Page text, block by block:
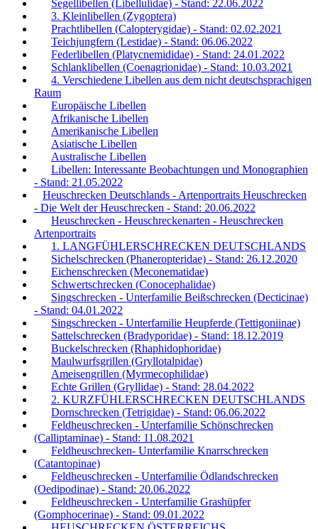
Segellibellen (Libellulidae) - Stand: 22.06.2022
3. Kleinlibellen (Zygoptera)
Prachtlibellen (Calopterygidae) - Stand: 02.02.2021
Teichjungfern (Lestidae) - Stand: 06.06.2022
Federlibellen (Platycnemididae) - Stand: 24.01.2022
Schlanklibellen (Coenagrionidae) - Stand: 10.03.2021
4. Verschiedene Libellen aus dem nicht deutschsprachigen
Raum
Europäische Libellen
Afrikanische Libellen
Amerikanische Libellen
Asiatische Libellen
Australische Libellen
Libellen: Interessante Beobachtungen und Monographien
- Stand: 21.05.2022
Heuschrecken Deutschlands - Artenportraits Heuschrecken
- Die Welt der Heuschrecken - Stand: 20.06.2022
Heuschrecken - Heuschreckenarten - Heuschrecken
Artenportraits
1. LANGFÜHLERSCHRECKEN DEUTSCHLANDS
Sichelschrecken (Phaneropteridae) - Stand: 26.12.2020
Eichenschrecken (Meconematidae)
Schwertschrecken (Conocephalidae)
Singschrecken - Unterfamilie Beißschrecken (Decticinae)
- Stand: 04.01.2022
Singschrecken - Unterfamilie Heupferde (Tettigoniinae)
Sattelschrecken (Bradyporidae) - Stand: 18.12.2019
Buckelschrecken (Rhaphidophoridae)
Maulwurfsgrillen (Gryllotalpidae)
Ameisengrillen (Myrmecophilidae)
Echte Grillen (Gryllidae) - Stand: 28.04.2022
2. KURZFÜHLERSCHRECKEN DEUTSCHLANDS
Dornschrecken (Tetrigidae) - Stand: 06.06.2022
Feldheuschrecken - Unterfamilie Schönschrecken
(Calliptaminae) - Stand: 11.08.2021
Feldheuschrecken- Unterfamilie Knarrschrecken
(Catantopinae)
Feldheuschrecken - Unterfamilie Ödlandschrecken
(Oedipodinae) - Stand: 20.06.2022
Feldheuschrecken - Unterfamilie Grashüpfer
(Gomphocerinae) - Stand: 09.01.2022